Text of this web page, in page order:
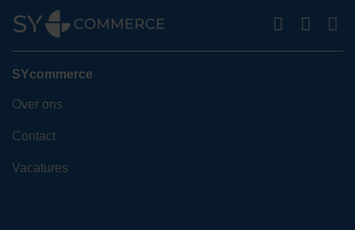
SYcommerce
Over ons
Contact
Vacatures